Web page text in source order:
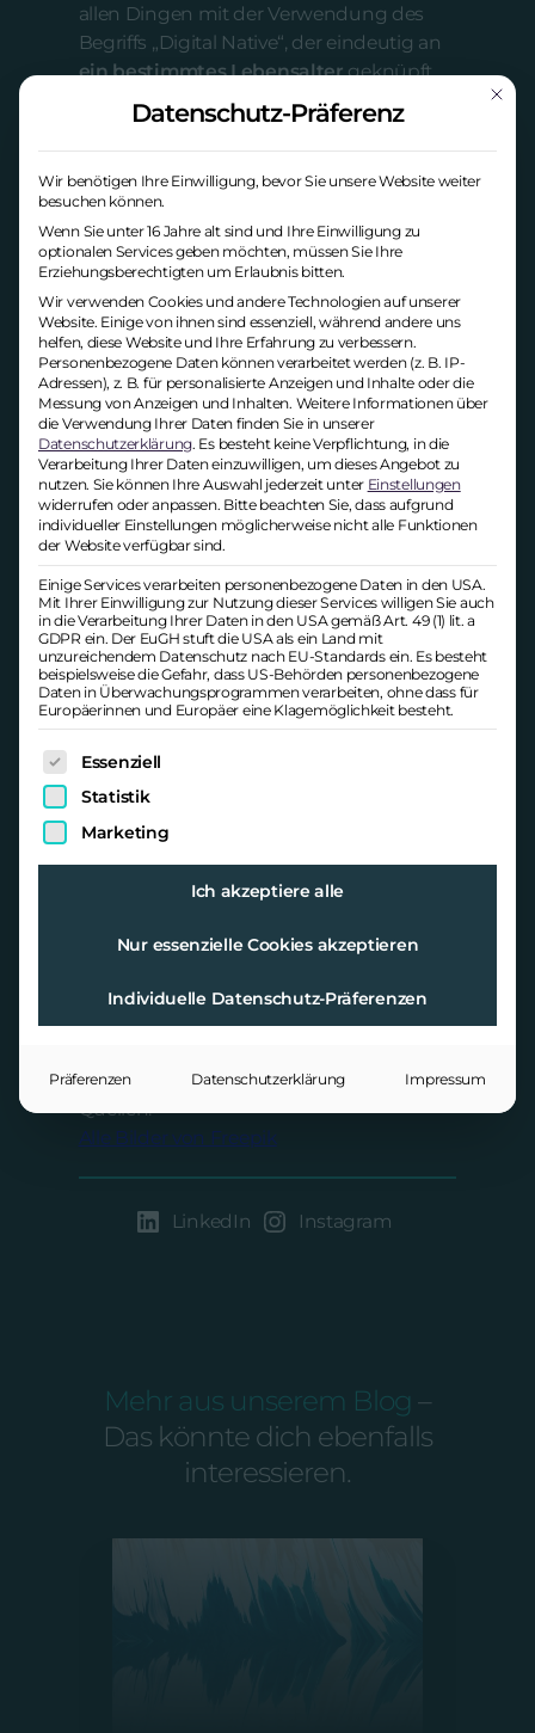
allen Dingen mit der Verwendung des
Begriffs „Digital Native“, der eindeutig an
ein bestimmtes Lebensaltergeknüpft
ist. Damit werden in der
Stellenausschreibung Personen
diskriminiert, die nicht in der
Altersspanne liegen.
Damit eine Stellenanzeige AGG-konform
ist, sollten Arbeitgeber auf eineneutrale,
inklusive Spracheachten. Auch das
ThemaBarrierefreiheit
aufgegriffen werden. Wer sich nicht an
die Vorgaben hält, riskiert ernsthafte
Folgen. Neben Entschädigungs- oder
Schadensersatzforderungen, kann auch
das Image des Unternehmens Schaden
nehmen.
Die Formulierung von Stellenanzeigen
erfordert große Sorgfalt. Arbeitgeber
sollten sich der Vorgaben des
Allgemeinen
Gleichbehandlungsgesetzes bewusst
vermeiden. Eine inklusive, neutrale
Konsequenzen, sondern stärkt auch das
Arbeitgeberimage und spricht eine
Quellen:
Alle Bilder von Freepik
LinkedIn Instagram
Mehr aus unserem Blog –
Das könnte dich ebenfalls
interessieren.
Mit
Datenschutz-Präferenz
Wir benötigen Ihre Einwilligung, bevor Sie unsere Website weiter
besuchen können.
Wenn Sie unter 16 Jahre alt sind und Ihre Einwilligung zu
optionalen Services geben möchten, müssen Sie Ihre
Erziehungsberechtigten um Erlaubnis bitten.
Wir verwenden Cookies und andere Technologien auf unserer
Website. Einige von ihnen sind essenziell, während andere uns
helfen, diese Website und Ihre Erfahrung zu verbessern.
Personenbezogene Daten können verarbeitet werden (z. B. IP-
Adressen), z. B. für personalisierte Anzeigen und Inhalte oder die
Messung von Anzeigen und Inhalten. Weitere Informationen über
die Verwendung Ihrer Daten finden Sie in unserer
Datenschutzerklärung. Es besteht keine Verpflichtung, in die
Verarbeitung Ihrer Daten einzuwilligen, um dieses Angebot zu
nutzen. Sie können Ihre Auswahl jederzeit unter Einstellungen
widerrufen oder anpassen. Bitte beachten Sie, dass aufgrund
individueller Einstellungen möglicherweise nicht alle Funktionen
der Website verfügbar sind.
Einige Services verarbeiten personenbezogene Daten in den USA.
Mit Ihrer Einwilligung zur Nutzung dieser Services willigen Sie auch
in die Verarbeitung Ihrer Daten in den USA gemäß Art. 49 (1) lit. a
GDPR ein. Der EuGH stuft die USA als ein Land mit
unzureichendem Datenschutz nach EU-Standards ein. Es besteht
beispielsweise die Gefahr, dass US-Behörden personenbezogene
Daten in Überwachungsprogrammen verarbeiten, ohne dass für
Europäerinnen und Europäer eine Klagemöglichkeit besteht.
Es folgt eine Liste der Service-Gruppen, für die eine
Essenziell
Statistik
Marketing
Ich akzeptiere alle
Nur essenzielle Cookies akzeptieren
Individuelle Datenschutz-Präferenzen
Präferenzen Datenschutzerklärung Impressum